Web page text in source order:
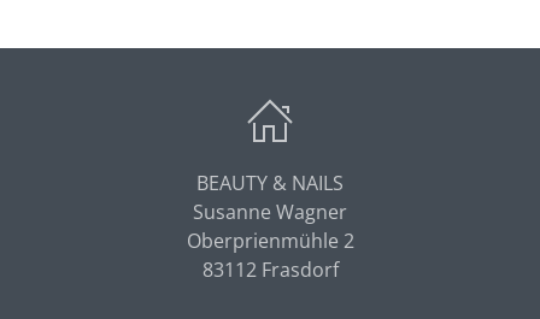
BEAUTY & NAILS
Susanne Wagner
Oberprienmühle 2
83112 Frasdorf